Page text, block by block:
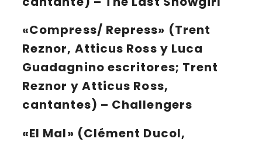
«Compress/ Repress» (Trent
Reznor, Atticus Ross y Luca
Guadagnino escritores; Trent
Reznor y Atticus Ross,
cantantes) – Challengers
«El Mal» (Clément Ducol,